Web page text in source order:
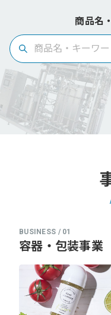
商品名
容器・包装事業